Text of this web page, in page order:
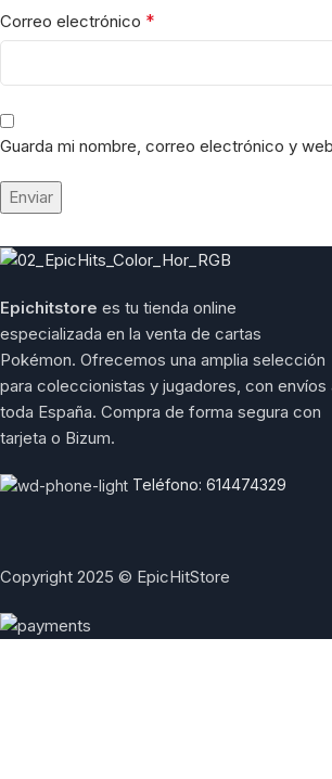
Correo electrónico *
Guarda mi nombre, correo electrónico y
Epichitstore es tu tienda online
especializada en la venta de cartas
Pokémon. Ofrecemos una amplia selección
para coleccionistas y jugadores, con envíos
toda España. Compra de forma segura con
tarjeta o Bizum.
Teléfono: 614474329
Copyright 2025 © EpicHitStore